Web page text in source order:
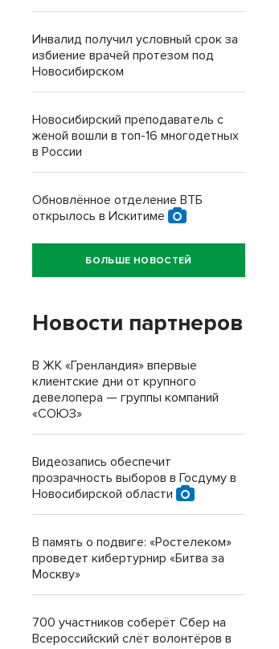
Инвалид получил условный срок за
избиение врачей протезом под
Новосибирском
Новосибирский преподаватель с
женой вошли в топ-16 многодетных
в России
Обновлённое отделение ВТБ
открылось в Искитиме
БОЛЬШЕ НОВОСТЕЙ
Новости партнеров
В ЖК «Гренландия» впервые
клиентские дни от крупного
девелопера — группы компаний
«СОЮЗ»
Видеозапись обеспечит
прозрачность выборов в Госдуму в
Новосибирской области
В память о подвиге: «Ростелеком»
проведет кибертурнир «Битва за
Москву»
700 участников соберёт Сбер на
Всероссийский слёт волонтёров в